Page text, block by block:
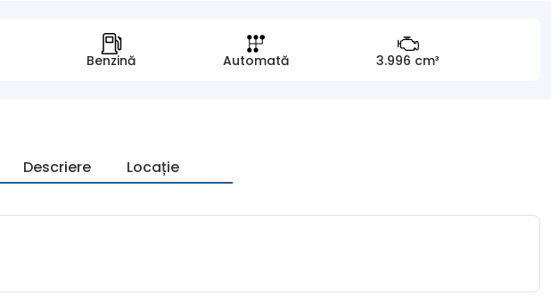
Benzină Automată 3.996 cm³
Descriere Locație